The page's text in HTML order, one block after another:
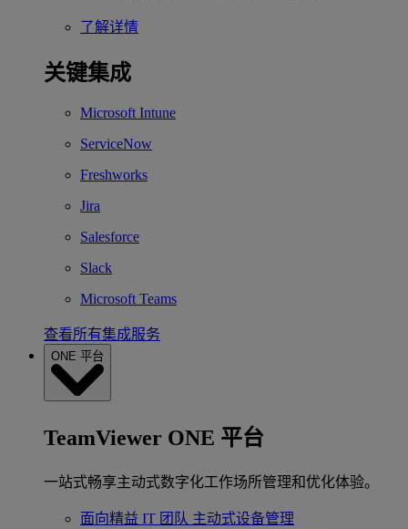
了解详情
关键集成
Microsoft Intune
ServiceNow
Freshworks
Jira
Salesforce
Slack
Microsoft Teams
查看所有集成服务
ONE 平台
TeamViewer ONE 平台
一站式畅享主动式数字化工作场所管理和优化体验。
面向精益 IT 团队 主动式设备管理